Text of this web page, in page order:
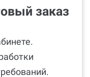
заказ